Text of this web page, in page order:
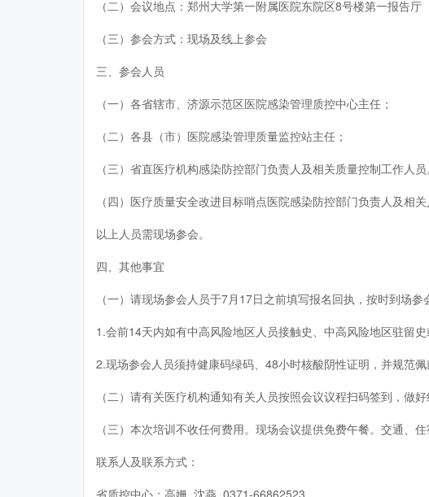
（二）会议地点：郑州大学第一附属医院东院区8号楼第一报告厅
（三）参会方式：现场及线上参会
三、参会人员
（一）各省辖市、济源示范区医院感染管理质控中心主任；
（二）各县（市）医院感染管理质量监控站主任；
（三）省直医疗机构感染防控部门负责人及相关质量控制工作人员
（四）医疗质量安全改进目标哨点医院感染防控部门负责人及相关
以上人员需现场参会。
四、其他事宜
（一）请现场参会人员于7月17日之前填写报名回执，按时到场参
1.会前14天内如有中高风险地区人员接触史、中高风险地区驻留史
2.现场参会人员须持健康码绿码、48小时核酸阴性证明，并规范佩
（二）请有关医疗机构通知有关人员按照会议议程扫码签到，做
（三）本次培训不收任何费用。现场会议提供免费午餐。交通、住
联系人及联系方式：
省质控中心：高姗 沈燕 0371-66862523